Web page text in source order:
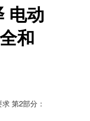
电动
和
第2部分：